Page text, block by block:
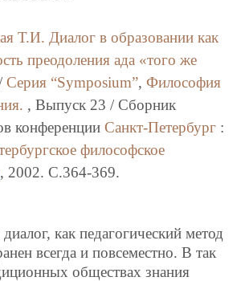
Т.И. Диалог в образовании как
преодоления ада «того же
Серия “Symposium”, Философия
, Выпуск 23 / Сборник
конференции Санкт-Петербург :
философское
, 2002. C.364-369.
как педагогический метод
всегда и повсеместно. В так
обществах знания